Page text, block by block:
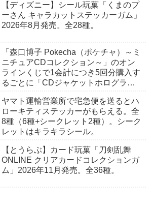
【ディズニー】シール玩菓「くまのプ
ーさん キャラカットステッカーガム」
2026年8月発売。全28種。
「森口博子 Pokecha（ポケチャ）～ミ
ニチュアCDコレクション～」のオン
ラインくじで1会計につき5回分購入す
るごとに「CDジャケットホログラム
月15日〜。
ヤマト運輸営業所で宅急便を送るとハ
ローキティステッカーがもらえる。全
8種（6種+シークレット2種）。シーク
レットはキラキラシール。
【とうらぶ】カード玩菓「刀剣乱舞
ONLINE クリアカードコレクションガ
ム」2026年11月発売。全36種。